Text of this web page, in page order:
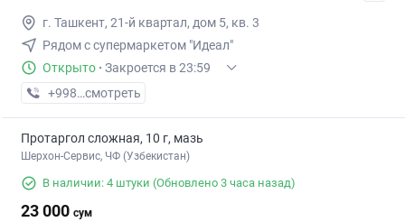
г. Ташкент, 21-й квартал, дом 5, кв. 3
Рядом с супермаркетом "Идеал"
Открыто · Закроется в 23:59
+998 (90) XXX-XX-XX
смотреть
Протаргол сложная, 10 г, мазь
Шерхон-Сервис, ЧФ (Узбекистан)
В наличии: 4 штуки (Обновлено 3 часа назад)
23 000 сум